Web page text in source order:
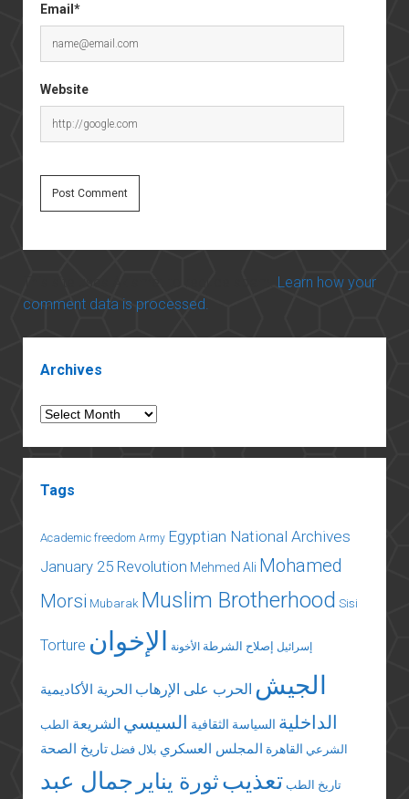
Email*
Website
Learn how your
comment data is processed.
Archives
Archives
Tags
Academic freedom Army Egyptian National Archives
January 25 Revolution Mehmed Ali Mohamed
Morsi Mubarak Muslim Brotherhood Sisi
Torture إسرائيل إصلاح الشرطة الأخونة الإخوان
الجيش الحرب على الإرهاب الحرية الأكاديمية
الداخلية السياسة الثقافية السيسي الشريعة الطب
الشرعي القاهرة المجلس العسكري بلال فضل تاريخ الصحة
تاريخ الطب تعذيبثورة يناير جمال عبد